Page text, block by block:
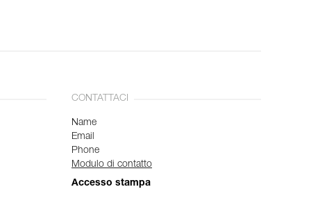
CONTATTACI
Name
Email
Phone
Modulo di contatto
Accesso stampa